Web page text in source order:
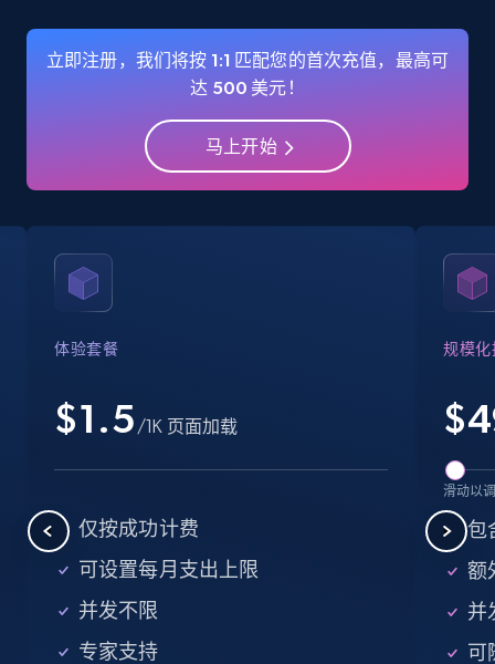
Crunchbase companies information
Industries, Operating status, and more.
Business Popular Enriched
15.6K+
URL, Job posting id, Job title, Company name,
Company id, Job location, Job summary, Job
15.3K+ 2.2K+
立即注册，我们将按 1:1 匹配您的首次充值，最高可
达 500 美元！
马上开始
体验套餐
$1.5 /1K 页面加载
仅按成功计费
可设置每月支出上限
并发不限
专家支持
规模化
$
滑动以
包
额
并
可